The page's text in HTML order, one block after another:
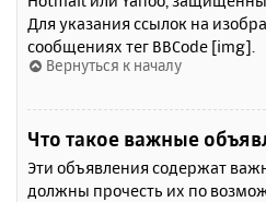
Для указания ссылок на
сообщениях тег BBCode [img].
Вернуться к началу
Что такое важные
Эти объявления содержат
должны прочесть их по